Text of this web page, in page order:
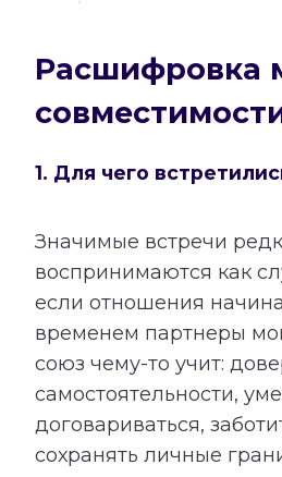
Расшифровка
1. Для чего
Значимые встречи
воспринимаются как
если отношения
временем партнеры
союз чему-то учит:
самостоятельности,
договариваться,
сохранять личные